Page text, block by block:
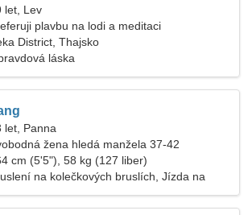
let, Lev
plavbu na lodi a meditaci
District, Thajsko
láska
let, Panna
žena hledá manžela 37-42
cm (5'5"), 58 kg (127 liber)
na kolečkových bruslích, Jízda na